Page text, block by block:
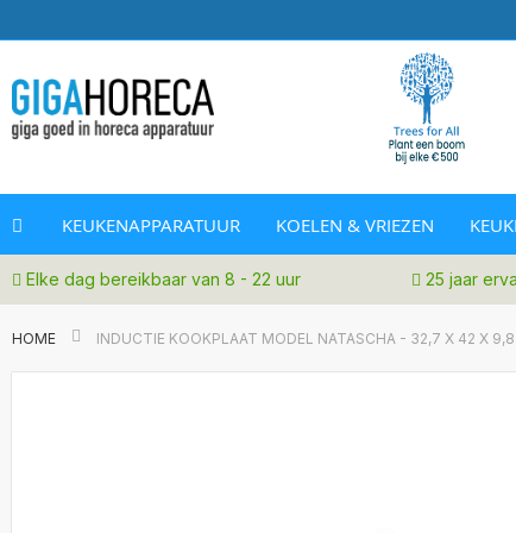
KEUKENAPPARATUUR KOELEN & VRIEZEN
Elke dag bereikbaar van 8 - 22 uur 25 jaar
HOME INDUCTIE KOOKPLAAT MODEL NATASCHA - 32,7 X 42 X